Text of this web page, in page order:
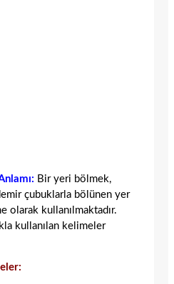
Bir yeri bölmek,
çubuklarla bölünen yer
olarak kullanılmaktadır.
kullanılan kelimeler